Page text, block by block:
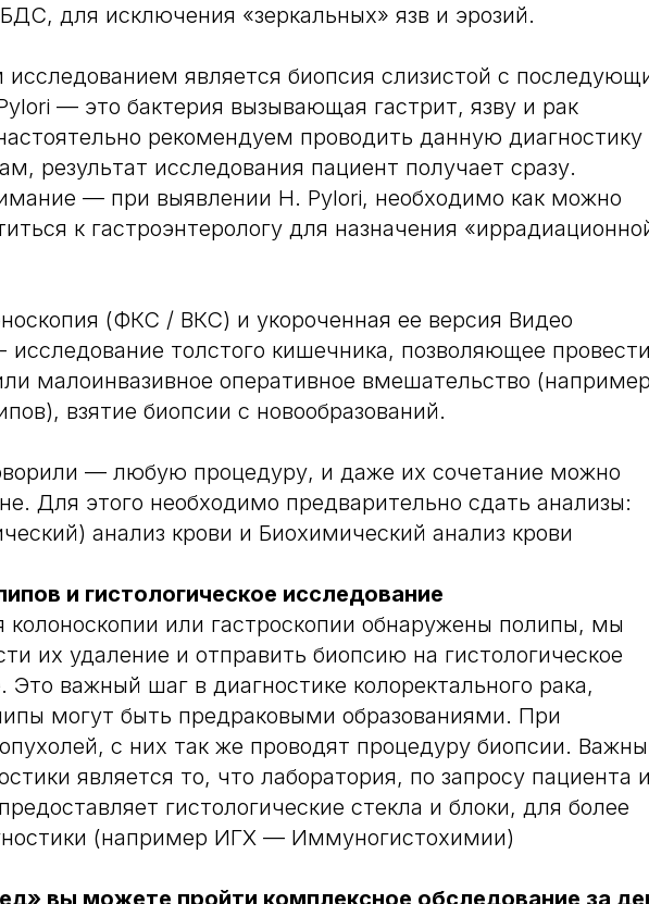
для исключения «зеркальных» язв и эрозий.
является биопсия слизистой с
— это бактерия вызывающая гастрит, язву и рак
рекомендуем проводить данную диагностику
результат исследования пациент получает сразу.
— при выявлении H. Pylori, необходимо как можно
к гастроэнтерологу для назначения
(ФКС / ВКС) и укороченная ее версия Видео
исследование толстого кишечника, позволяющее провести
малоинвазивное оперативное вмешательство
взятие биопсии с новообразований.
— любую процедуру, и даже их сочетание можно
Для этого необходимо предварительно сдать анализы:
анализ крови и Биохимический анализ крови
и гистологическое исследование
колоноскопии или гастроскопии обнаружены полипы, мы
их удаление и отправить биопсию на гистологическое
Это важный шаг в диагностике колоректального рака,
могут быть предраковыми образованиями. При
с них так же проводят процедуру биопсии.
является то, что лаборатория, по запросу пациента
гистологические стекла и блоки, для более
(например ИГХ — Иммуногистохимии)
вы можете пройти комплексное обследование за